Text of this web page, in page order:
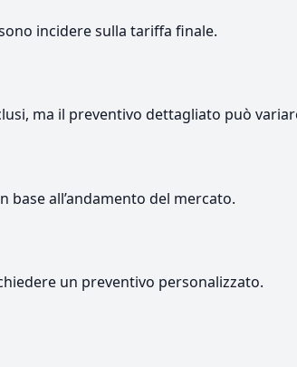
incidere sulla tariffa finale.
ma il preventivo dettagliato può
all’andamento del mercato.
un preventivo personalizzato.